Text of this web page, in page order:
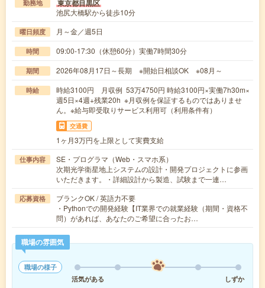
勤務地 東京都目黒区
池尻大橋駅から徒歩10分
曜日頻度 月～金／週5日
時間 09:00-17:30（休憩60分）実働7時間30分
期間 2026年08月17日～長期 ※開始日相談OK ※08月～
時給
時給3100円 月収例 53万4750円 時給3100円×実働7h30m×
週5日×4週+残業20h ※月収例を保証するものではありませ
ん。※給与即受取りサービス利用可（利用条件有）
交通費
1ヶ月3万円を上限として実費支給
仕事内容
SE・プログラマ（Web・スマホ系）
次期光学衛星地上システムの設計・開発プロジェクトに参画
いただきます。・詳細設計から製造、試験まで一連…
応募資格
ブランクOK / 英語力不要
・Pythonでの開発経験【IT業界での就業経験（期間・資格不
問）があれば、あなたのご希望に合ったお…
職場の雰囲気
職場の様子
活気がある
しずか